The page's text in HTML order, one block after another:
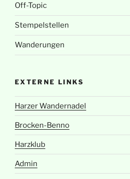
Off-Topic
Stempelstellen
Wanderungen
EXTERNE LINKS
Harzer Wandernadel
Brocken-Benno
Harzklub
Admin